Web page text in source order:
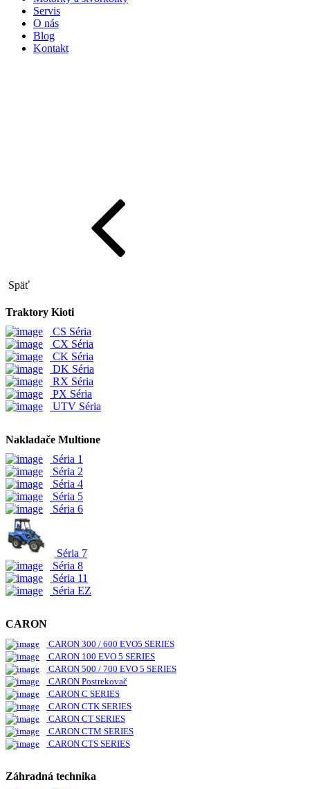
Servis
O nás
Blog
Kontakt
Späť
Traktory Kioti
CS Séria
CX Séria
CK Séria
DK Séria
RX Séria
PX Séria
UTV Séria
Nakladače Multione
Séria 1
Séria 2
Séria 4
Séria 5
Séria 6
Séria 7
Séria 8
Séria 11
Séria EZ
CARON
CARON 300 / 600 EVO5 SERIES
CARON 100 EVO 5 SERIES
CARON 500 / 700 EVO 5 SERIES
CARON Postrekovač
CARON C SERIES
CARON CTK SERIES
CARON CT SERIES
CARON CTM SERIES
CARON CTS SERIES
Záhradná technika